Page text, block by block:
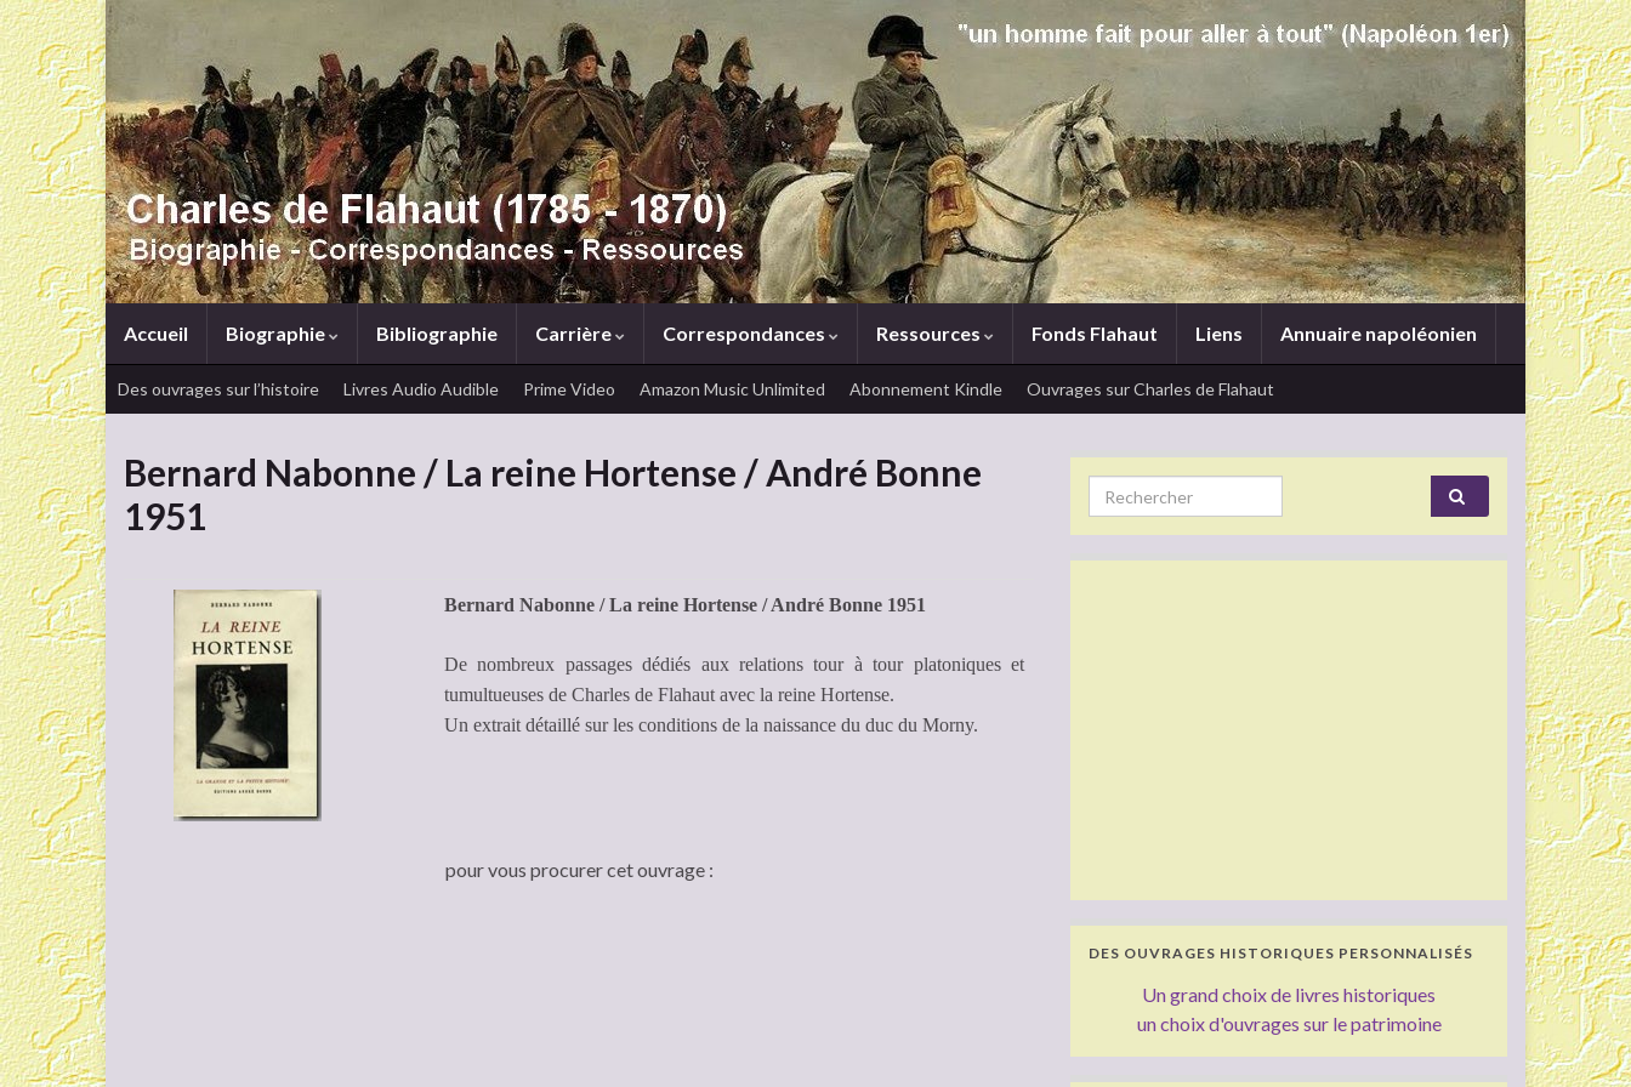
Accueil Biographie Bibliographie Carrière Correspondances Ressources Fonds Flahaut Liens Annuaire napoléonien
Des ouvrages sur l’histoire Livres Audio Audible Prime Video Amazon Music Unlimited Abonnement Kindle Ouvrages sur Charles de Flahaut
Bernard Nabonne / La reine Hortense / André Bonne
1951
Bernard Nabonne / La reine Hortense / André Bonne 1951
De nombreux passages dédiés aux relations tour à tour platoniques et
tumultueuses de Charles de Flahaut avec la reine Hortense.
Un extrait détaillé sur les conditions de la naissance du duc du Morny.
pour vous procurer cet ouvrage :
Search for:
DES OUVRAGES HISTORIQUES PERSONNALISÉS
Un grand choix de livres historiques
un choix d'ouvrages sur le patrimoine